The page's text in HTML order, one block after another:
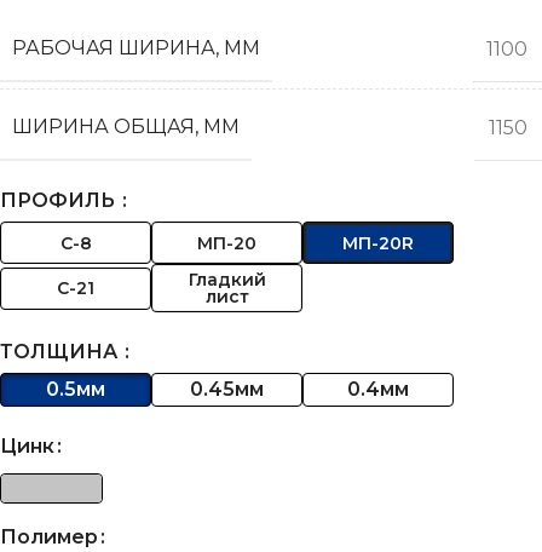
РАБОЧАЯ ШИРИНА, ММ 1100
ШИРИНА ОБЩАЯ, ММ 1150
ПРОФИЛЬ
C-8 МП-20 МП-20R
C-21 Гладкий
лист
ТОЛЩИНА
0.5мм
0.45мм 0.4мм
Цинк
Полимер